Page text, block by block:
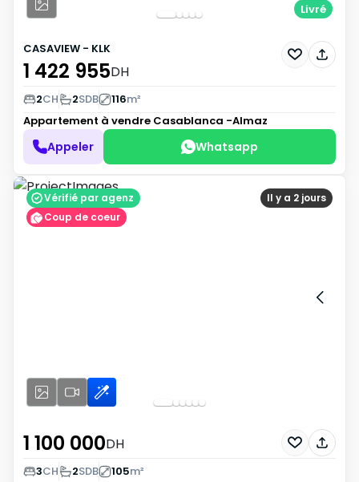
Livré
CASAVIEW - KLK
1 422 955DH
2CH 2SDB 116m²
Appartement à vendre Casablanca -Almaz
Appeler Whatsapp
Il y a 2 jours
Vérifié par agenz
Coup de coeur
1 100 000DH
3CH 2SDB 105m²